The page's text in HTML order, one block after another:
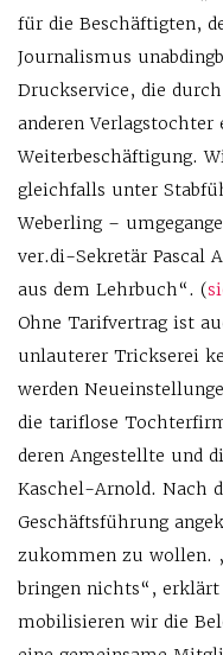
für die Beschäftigten,
Journalismus
Druckservice, die
anderen
Weiterbeschäftigung.
gleichfalls unter
Weberling –
ver.di-Sekretär Pascal
aus dem Lehrbuch“. (
Ohne Tarifvertrag ist
unlauterer Trickserei
werden
die tariflose
deren Angestellte und
Kaschel-Arnold. Nach
Geschäftsführung
zukommen zu wollen.
bringen nichts“, erklärt
mobilisieren wir die